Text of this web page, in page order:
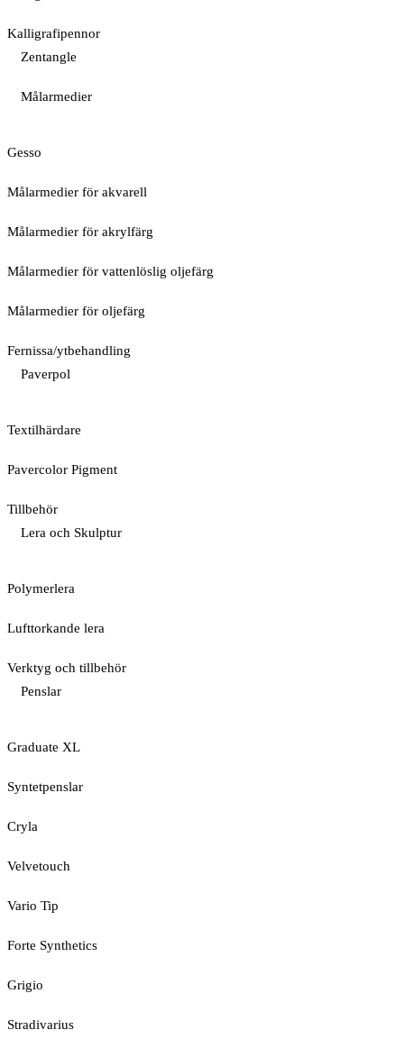
Kalligrafipennor
Zentangle
Målarmedier
Gesso
Målarmedier för akvarell
Målarmedier för akrylfärg
Målarmedier för vattenlöslig oljefärg
Målarmedier för oljefärg
Fernissa/ytbehandling
Paverpol
Textilhärdare
Pavercolor Pigment
Tillbehör
Lera och Skulptur
Polymerlera
Lufttorkande lera
Verktyg och tillbehör
Penslar
Graduate XL
Syntetpenslar
Cryla
Velvetouch
Vario Tip
Forte Synthetics
Grigio
Stradivarius